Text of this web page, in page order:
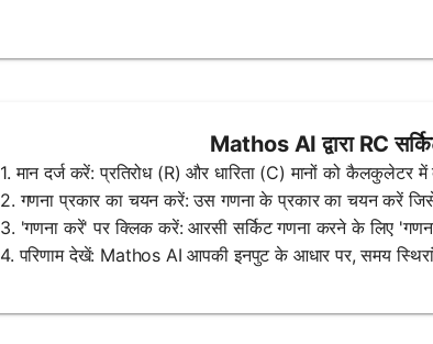
Mathos AI द्वारा RC
1. मान दर्ज करें: प्रतिरोध (R) और धारिता (C) मानों को कैलकुलेटर में
2. गणना प्रकार का चयन करें: उस गणना के प्रकार का चयन करें
3. 'गणना करें' पर क्लिक करें: आरसी सर्किट गणना करने के लिए
4. परिणाम देखें: Mathos AI आपकी इनपुट के आधार पर, समय